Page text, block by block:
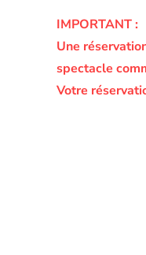
IMPORTANT :
Une
spectacle
Votre